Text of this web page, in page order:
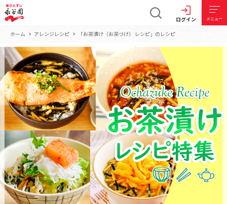
ログイン メニュー
ホーム アレンジレシピ 「お茶漬け（お茶づけ） レシピ」のレシピ